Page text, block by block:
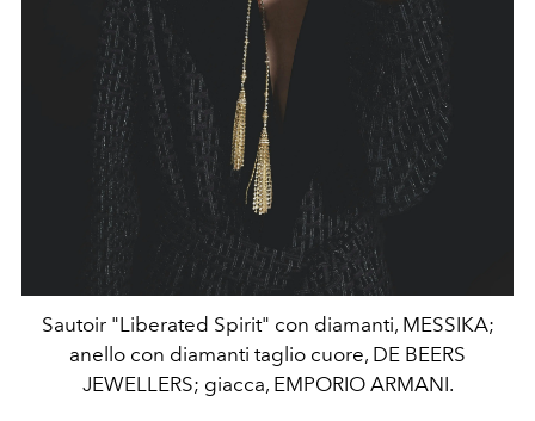
Sautoir "Liberated Spirit" con diamanti, MESSIKA;
anello con diamanti taglio cuore, DE BEERS
JEWELLERS; giacca, EMPORIO ARMANI.